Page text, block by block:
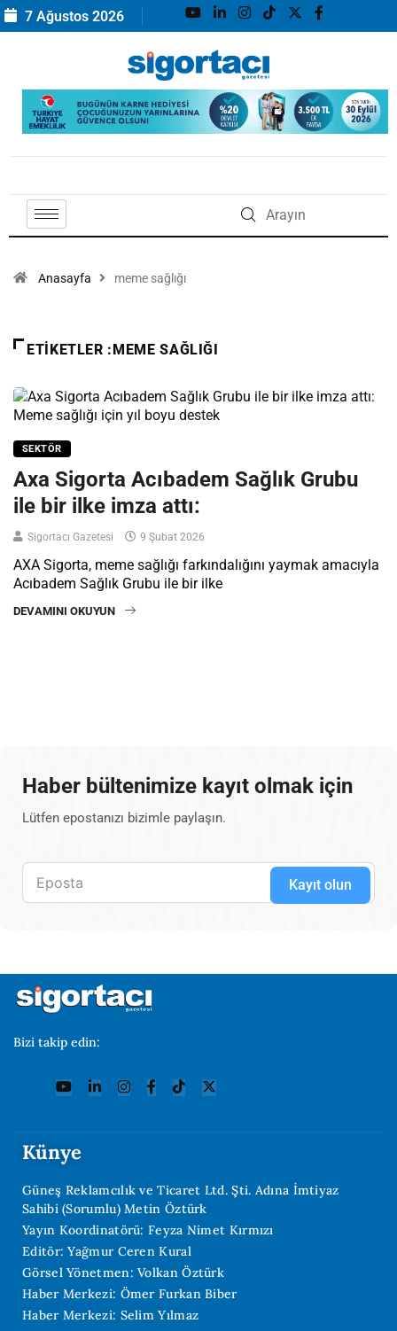
7 Ağustos 2026
Anasayfa meme sağlığı
ETIKETLER :MEME SAĞLIĞI
SEKTÖR
Axa Sigorta Acıbadem Sağlık Grubu
ile bir ilke imza attı:
Sigortacı Gazetesi 9 Şubat 2026
AXA Sigorta, meme sağlığı farkındalığını yaymak amacıyla
Acıbadem Sağlık Grubu ile bir ilke
DEVAMINI OKUYUN
Haber bültenimize kayıt olmak için
Lütfen epostanızı bizimle paylaşın.
Kayıt olun
Bizi takip edin:
Künye
Güneş Reklamcılık ve Ticaret Ltd. Şti. Adına İmtiyaz
Sahibi (Sorumlu) Metin Öztürk
Yayın Koordinatörü: Feyza Nimet Kırmızı
Editör: Yağmur Ceren Kural
Görsel Yönetmen: Volkan Öztürk
Haber Merkezi: Ömer Furkan Biber
Haber Merkezi: Selim Yılmaz